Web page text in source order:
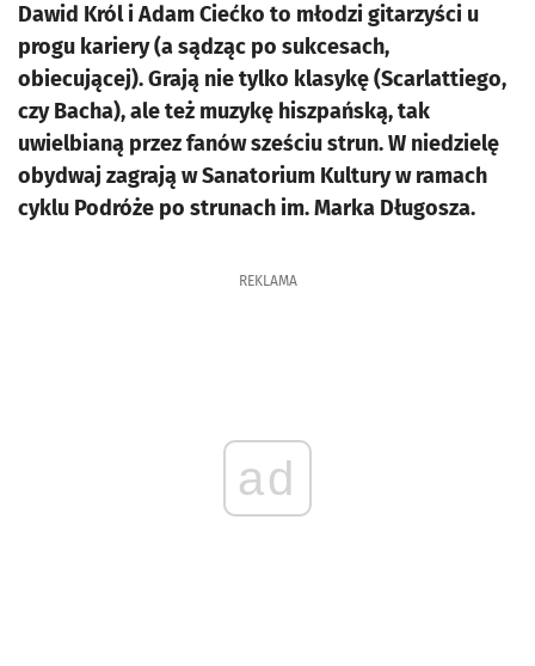
Dawid Król i Adam Ciećko to młodzi gitarzyści u
progu kariery (a sądząc po sukcesach,
obiecującej). Grają nie tylko klasykę (Scarlattiego,
czy Bacha), ale też muzykę hiszpańską, tak
uwielbianą przez fanów sześciu strun. W niedzielę
obydwaj zagrają w Sanatorium Kultury w ramach
cyklu Podróże po strunach im. Marka Długosza.
REKLAMA
ad